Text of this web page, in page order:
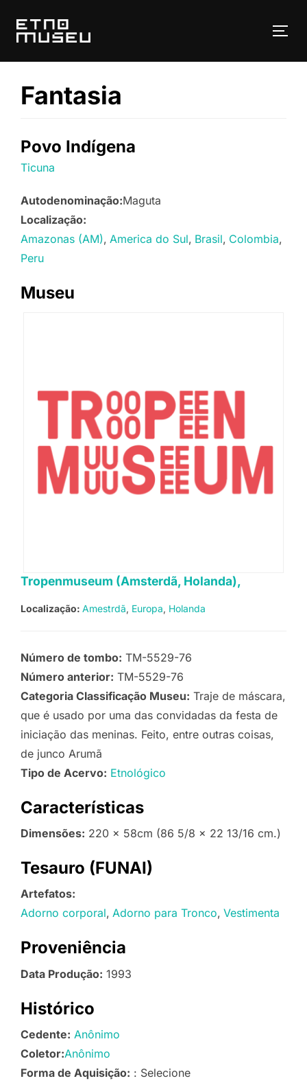
para
Fantasia
Povo Indígena
Ticuna
Autodenominação:Maguta
Localização:
Amazonas (AM) America do Sul Brasil Colombia
Peru
Museu
Tropenmuseum (Amsterdã, Holanda),
Localização: Amestrdã Europa Holanda
Número de tombo: TM-5529-76
Número anterior: TM-5529-76
Categoria Classificação Museu: Traje de máscara,
que é usado por uma das convidadas da festa de
iniciação das meninas. Feito, entre outras coisas,
de junco Arumã
Tipo de Acervo: Etnológico
Características
Dimensões: 220 x 58cm (86 5/8 x 22 13/16 cm.)
Tesauro (FUNAI)
Artefatos:
Adorno corporal Adorno para Tronco Vestimenta
Proveniência
Data Produção: 1993
Histórico
Cedente: Anônimo
Coletor:Anônimo
Forma de Aquisição: : Selecione